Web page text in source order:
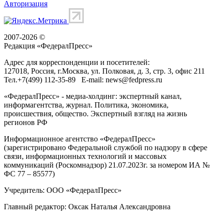
Авторизация
2007-2026 ©
Редакция «ФедералПресс»
Адрес для корреспонденции и посетителей:
127018, Россия, г.Москва, ул. Полковая, д. 3, стр. 3, офис 211
Тел.+7(499) 112-35-89 E-mail: news@fedpress.ru
«ФедералПресс» - медиа-холдинг: экспертный канал,
информагентства, журнал. Политика, экономика,
происшествия, общество. Экспертный взгляд на жизнь
регионов РФ
Информационное агентство «ФедералПресс»
(зарегистрировано Федеральной службой по надзору в сфере
связи, информационных технологий и массовых
коммуникаций (Роскомнадзор) 21.07.2023г. за номером ИА №
ФС 77 – 85577)
Учредитель: ООО «ФедералПресс»
Главный редактор: Оксак Наталья Александровна